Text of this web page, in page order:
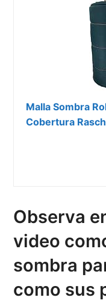
Malla Sombra
Cobertura
Observa
video
sombra
como sus